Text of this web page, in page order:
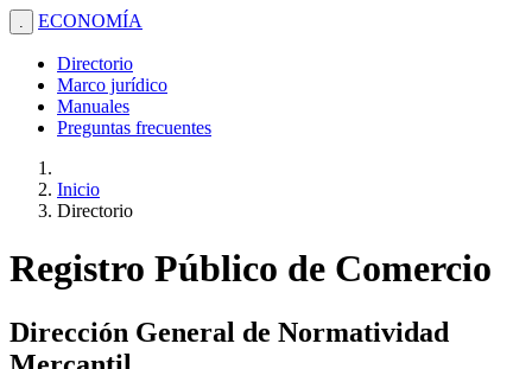
. ECONOMÍA
Directorio
Marco jurídico
Manuales
Preguntas frecuentes
Inicio
Directorio
Registro Público de Comercio
Dirección General de Normatividad